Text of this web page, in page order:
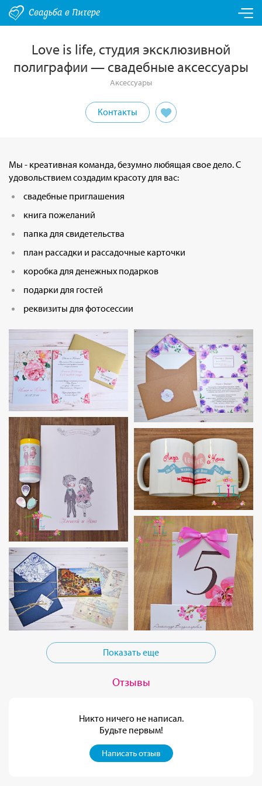
Love is life, студия эксклюзивной
полиграфии — свадебные аксессуары
Аксессуары
Контакты
Мы - креативная команда, безумно любящая свое дело. С
удовольствием создадим красоту для вас:
свадебные приглашения
книга пожеланий
папка для свидетельства
план рассадки и рассадочные карточки
коробка для денежных подарков
подарки для гостей
реквизиты для фотосессии
Показать еще
Отзывы
Никто ничего не написал.
Будьте первым!
Написать отзыв